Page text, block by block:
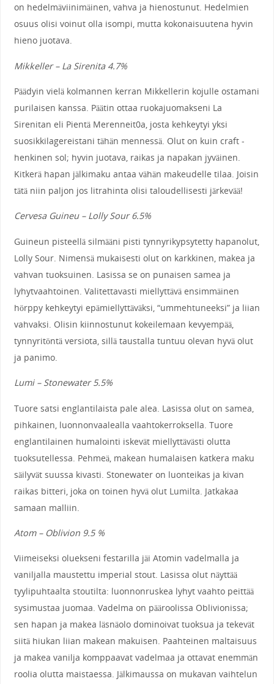
on hedelmäviinimäinen, vahva ja hienostunut. Hedelmien
osuus olisi voinut olla isompi, mutta kokonaisuutena hyvin
hieno juotava.
Mikkeller – La Sirenita 4.7%
Päädyin vielä kolmannen kerran Mikkellerin kojulle ostamani
purilaisen kanssa. Päätin ottaa ruokajuomakseni La
Sirenitan eli Pientä Merenneit0a, josta kehkeytyi yksi
suosikkilagereistani tähän mennessä. Olut on kuin craft -
henkinen sol; hyvin juotava, raikas ja napakan jyväinen.
Kitkerä hapan jälkimaku antaa vähän makeudelle tilaa. Joisin
tätä niin paljon jos litrahinta olisi taloudellisesti järkevää!
Cervesa Guineu – Lolly Sour 6.5%
Guineun pisteellä silmääni pisti tynnyrikypsytetty hapanolut,
Lolly Sour. Nimensä mukaisesti olut on karkkinen, makea ja
vahvan tuoksuinen. Lasissa se on punaisen samea ja
lyhytvaahtoinen. Valitettavasti miellyttävä ensimmäinen
hörppy kehkeytyi epämiellyttäväksi, “ummehtuneeksi” ja liian
vahvaksi. Olisin kiinnostunut kokeilemaan kevyempää,
tynnyritöntä versiota, sillä taustalla tuntuu olevan hyvä olut
ja panimo.
Lumi – Stonewater 5.5%
Tuore satsi englantilaista pale alea. Lasissa olut on samea,
pihkainen, luonnonvaalealla vaahtokerroksella. Tuore
englantilainen humalointi iskevät miellyttävästi olutta
tuoksutellessa. Pehmeä, makean humalaisen katkera maku
säilyvät suussa kivasti. Stonewater on luonteikas ja kivan
raikas bitteri, joka on toinen hyvä olut Lumilta. Jatkakaa
samaan malliin.
Atom – Oblivion 9.5 %
Viimeiseksi oluekseni festarilla jäi Atomin vadelmalla ja
vaniljalla maustettu imperial stout. Lasissa olut näyttää
tyylipuhtaalta stoutilta: luonnonruskea lyhyt vaahto peittää
sysimustaa juomaa. Vadelma on pääroolissa Oblivionissa;
sen hapan ja makea läsnäolo dominoivat tuoksua ja tekevät
siitä hiukan liian makean makuisen. Paahteinen maltaisuus
ja makea vanilja komppaavat vadelmaa ja ottavat enemmän
roolia olutta maistaessa. Jälkimaussa on mukavan vaihtelun